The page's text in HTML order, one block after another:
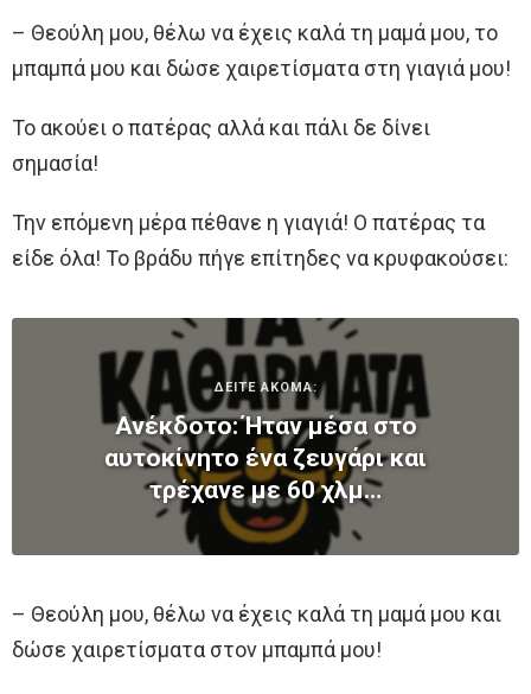
– Θεούλη μου, θέλω να έχεις καλά τη μαμά μου, το
μπαμπά μου και δώσε χαιρετίσματα στη γιαγιά μου!
Το ακούει ο πατέρας αλλά και πάλι δε δίνει
σημασία!
Την επόμενη μέρα πέθανε η γιαγιά! Ο πατέρας τα
είδε όλα! Το βράδυ πήγε επίτηδες να κρυφακούσει:
ΔΕΙΤΕ ΑΚΟΜΑ:
Ανέκδοτο: Ήταν μέσα στο
αυτοκίνητο ένα ζευγάρι και
τρέχανε με 60 χλμ…
– Θεούλη μου, θέλω να έχεις καλά τη μαμά μου και
δώσε χαιρετίσματα στον μπαμπά μου!